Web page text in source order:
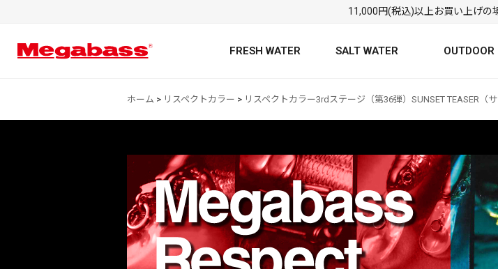
11,000円(税込)以上お買い上げの
FRESH WATER SALT WATER OUTDOOR
キーワード
カテゴリ
ホーム > リスペクトカラー > リスペクトカラー3rdステージ（第36弾）SUNSET TEASER